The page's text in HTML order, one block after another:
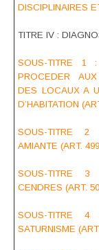
DISCIPLINAIRES
TITRE IV :
SOUS-TITRE 1
PROCEDER
DES LOCAUX A
D’HABITATION
SOUS-TITRE 2
AMIANTE (ART.
SOUS-TITRE 3
CENDRES (ART.
SOUS-TITRE 4
SATURNISME